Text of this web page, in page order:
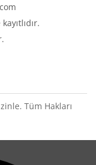
Tüm Hakları